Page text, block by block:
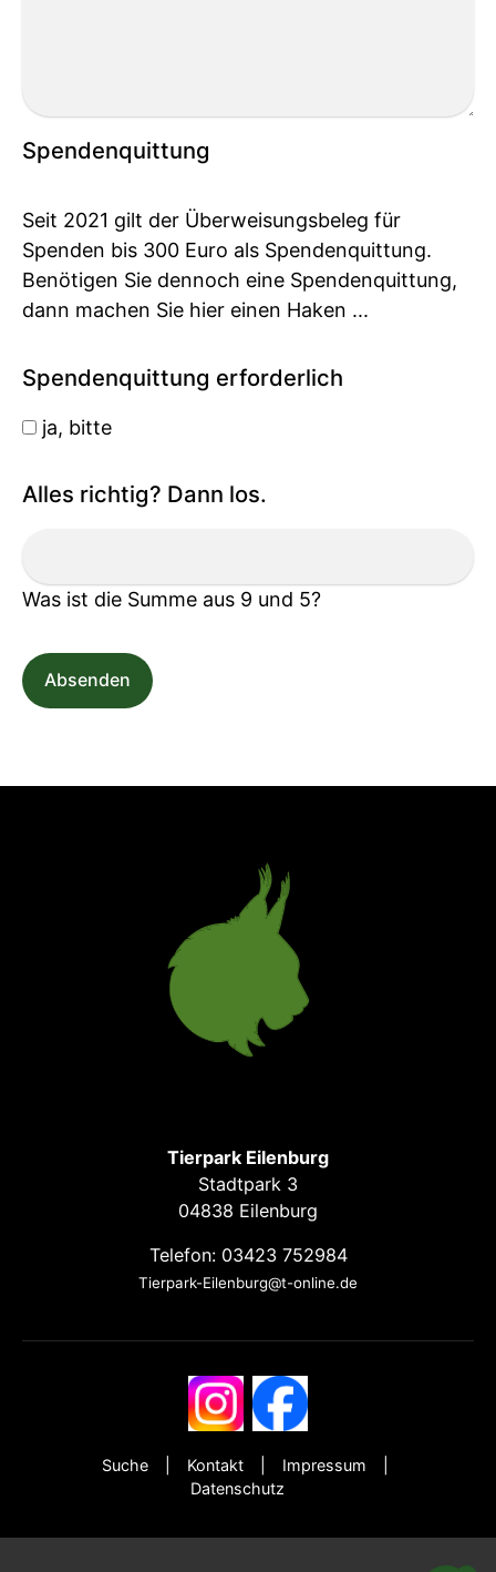
Spendenquittung
Seit 2021 gilt der Überweisungsbeleg für
Spenden bis 300 Euro als Spendenquittung.
Benötigen Sie dennoch eine Spendenquittung,
dann machen Sie hier einen Haken ...
Spendenquittung erforderlich
ja, bitte
Alles richtig? Dann los.
Was ist die Summe aus 9 und 5?
Absenden
Tierpark Eilenburg
Stadtpark 3
04838 Eilenburg
Telefon: 03423 752984
Tierpark-Eilenburg@t-online.de
Suche Kontakt
Impressum
Datenschutz